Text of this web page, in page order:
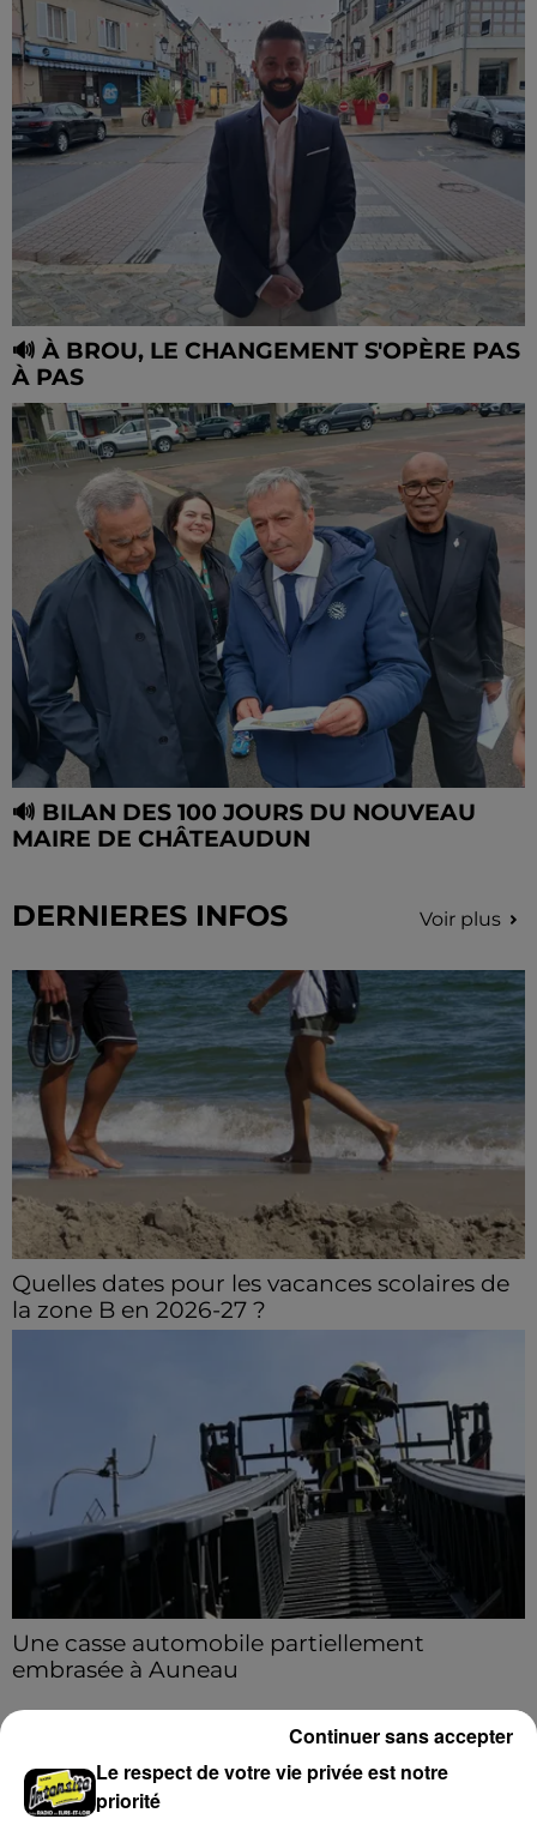
🔊 À BROU, LE CHANGEMENT S'OPÈRE PAS
À PAS
🔊 BILAN DES 100 JOURS DU NOUVEAU
MAIRE DE CHÂTEAUDUN
DERNIERES INFOS Voir plus
Quelles dates pour les vacances scolaires de
la zone B en 2026-27 ?
Il faudra attendre le samedi 20 février pour le début
Une casse automobile partiellement
embrasée à Auneau
sinistre, qui a également fait un blessé.
A LA UNE
Le respect de votre vie privée est notre
priorité
Continuer sans accepter